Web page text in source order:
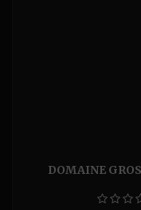
DOMAINE